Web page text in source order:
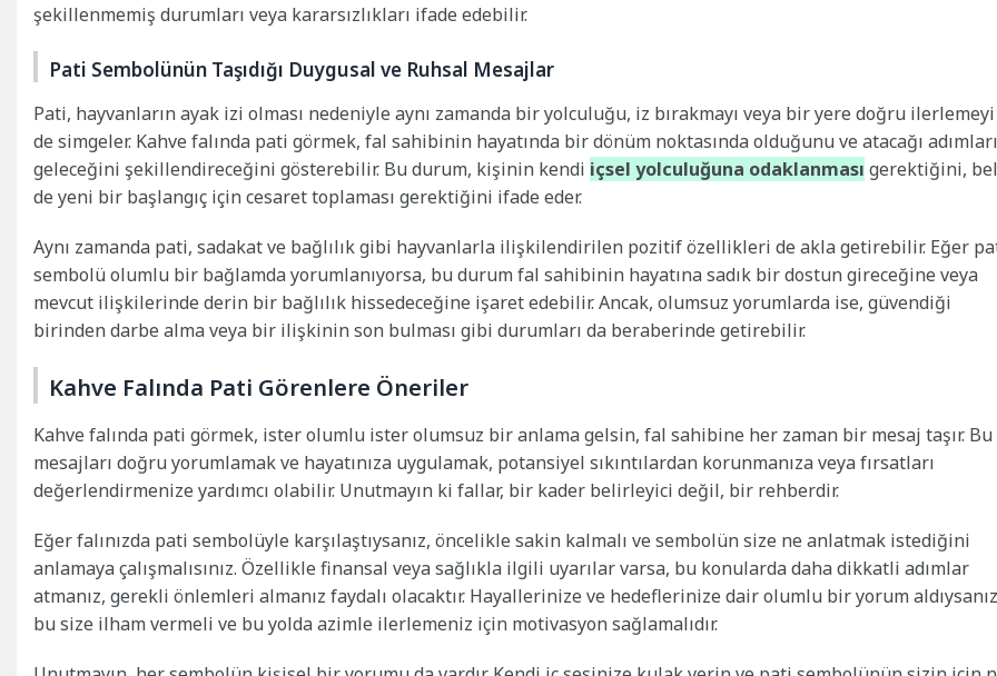
şekillenmemiş durumları veya kararsızlıkları ifade edebilir.
Pati Sembolünün Taşıdığı Duygusal ve Ruhsal Mesajlar
Pati, hayvanların ayak izi olması nedeniyle aynı zamanda bir yolculuğu, iz bırakmayı veya bir yere doğru ilerlemeyi
de simgeler. Kahve falında pati görmek, fal sahibinin hayatında bir dönüm noktasında olduğunu ve atacağı
geleceğini şekillendireceğini gösterebilir. Bu durum, kişinin kendi içsel yolculuğuna odaklanması gerektiğini,
de yeni bir başlangıç için cesaret toplaması gerektiğini ifade eder.
Aynı zamanda pati, sadakat ve bağlılık gibi hayvanlarla ilişkilendirilen pozitif özellikleri de akla getirebilir. Eğer
sembolü olumlu bir bağlamda yorumlanıyorsa, bu durum fal sahibinin hayatına sadık bir dostun gireceğine veya
mevcut ilişkilerinde derin bir bağlılık hissedeceğine işaret edebilir. Ancak, olumsuz yorumlarda ise, güvendiği
birinden darbe alma veya bir ilişkinin son bulması gibi durumları da beraberinde getirebilir.
Kahve Falında Pati Görenlere Öneriler
Kahve falında pati görmek, ister olumlu ister olumsuz bir anlama gelsin, fal sahibine her zaman bir mesaj taşır. Bu
mesajları doğru yorumlamak ve hayatınıza uygulamak, potansiyel sıkıntılardan korunmanıza veya fırsatları
değerlendirmenize yardımcı olabilir. Unutmayın ki fallar, bir kader belirleyici değil, bir rehberdir.
Eğer falınızda pati sembolüyle karşılaştıysanız, öncelikle sakin kalmalı ve sembolün size ne anlatmak istediğini
anlamaya çalışmalısınız. Özellikle finansal veya sağlıkla ilgili uyarılar varsa, bu konularda daha dikkatli adımlar
atmanız, gerekli önlemleri almanız faydalı olacaktır. Hayallerinize ve hedeflerinize dair olumlu bir yorum
bu size ilham vermeli ve bu yolda azimle ilerlemeniz için motivasyon sağlamalıdır.